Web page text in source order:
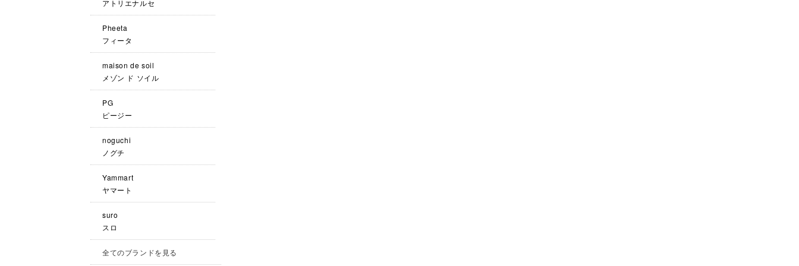
アトリエナルセ
Pheeta
フィータ
maison de soil
メゾン ド ソイル
PG
ピージー
noguchi
ノグチ
Yammart
ヤマート
suro
スロ
全てのブランドを見る